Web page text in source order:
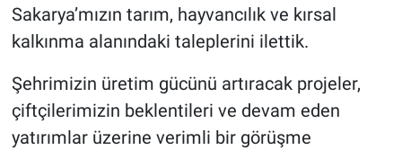
Sakarya’mızın tarım, hayvancılık ve kırsal
kalkınma alanındaki taleplerini ilettik.
Şehrimizin üretim gücünü artıracak projeler,
çiftçilerimizin beklentileri ve devam eden
yatırımlar üzerine verimli bir görüşme